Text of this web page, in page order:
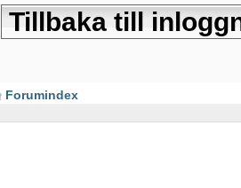
Tillbaka till
Forumindex